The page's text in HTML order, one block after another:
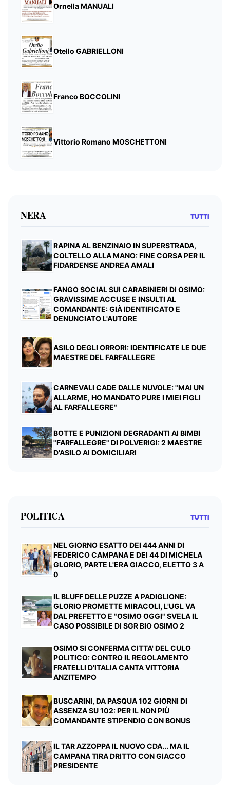
Ornella MANUALI
Otello GABRIELLONI
Franco BOCCOLINI
Vittorio Romano MOSCHETTONI
NERA TUTTI
RAPINA AL BENZINAIO IN SUPERSTRADA,
COLTELLO ALLA MANO: FINE CORSA PER IL
FIDARDENSE ANDREA AMALI
FANGO SOCIAL SUI CARABINIERI DI OSIMO:
GRAVISSIME ACCUSE E INSULTI AL
COMANDANTE: GIÀ IDENTIFICATO E
DENUNCIATO L'AUTORE
ASILO DEGLI ORRORI: IDENTIFICATE LE DUE
MAESTRE DEL FARFALLEGRE
CARNEVALI CADE DALLE NUVOLE: "MAI UN
ALLARME, HO MANDATO PURE I MIEI FIGLI
AL FARFALLEGRE"
BOTTE E PUNIZIONI DEGRADANTI AI BIMBI
"FARFALLEGRE" DI POLVERIGI: 2 MAESTRE
D'ASILO AI DOMICILIARI
POLITICA TUTTI
NEL GIORNO ESATTO DEI 444 ANNI DI
FEDERICO CAMPANA E DEI 44 DI MICHELA
GLORIO, PARTE L'ERA GIACCO, ELETTO 3 A
0
IL BLUFF DELLE PUZZE A PADIGLIONE:
GLORIO PROMETTE MIRACOLI, L'UGL VA
DAL PREFETTO E "OSIMO OGGI" SVELA IL
CASO POSSIBILE DI SGR BIO OSIMO 2
OSIMO SI CONFERMA CITTA' DEL CULO
POLITICO: CONTRO IL REGOLAMENTO
FRATELLI D'ITALIA CANTA VITTORIA
ANZITEMPO
BUSCARINI, DA PASQUA 102 GIORNI DI
ASSENZA SU 102: PER IL NON PIÙ
COMANDANTE STIPENDIO CON BONUS
IL TAR AZZOPPA IL NUOVO CDA... MA IL
CAMPANA TIRA DRITTO CON GIACCO
PRESIDENTE